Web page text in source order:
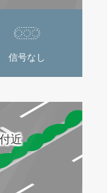
信号なし
近